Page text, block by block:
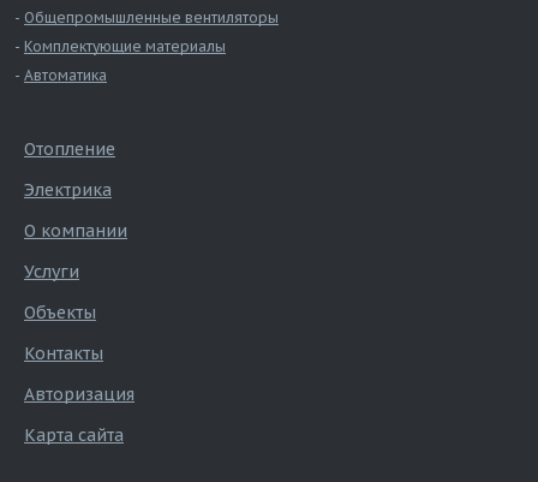
Общепромышленные вентиляторы
Комплектующие материалы
Автоматика
Отопление
Электрика
О компании
Услуги
Объекты
Контакты
Авторизация
Карта сайта